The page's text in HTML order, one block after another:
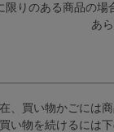
限りのある商品の場
あ
、買い物かごには
い物を続けるには